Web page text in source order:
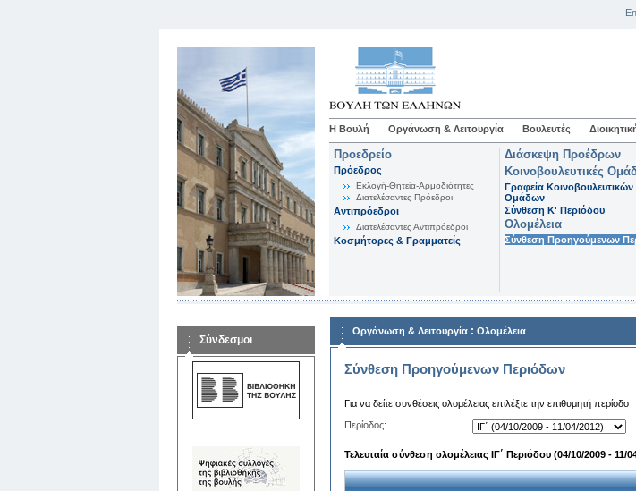
Η Βουλή Οργάνωση & Λειτουργία Βουλευτές
Προεδρείο
Πρόεδρος
Εκλογή-Θητεία-Αρμοδιότητες
Διατελέσαντες Πρόεδροι
Αντιπρόεδροι
Διατελέσαντες Αντιπρόεδροι
Κοσμήτορες & Γραμματείς
Διάσκεψη Προέδρων
Κοινοβουλευτικές
Γραφεία Κοινοβουλευτικών
Ομάδων
Σύνθεση K' Περιόδου
Ολομέλεια
Σύνθεση Προηγούμενων
Σύνδεσμοι
Οργάνωση & Λειτουργία : Ολομέλεια
Σύνθεση Προηγούμενων Περιόδων
Για να δείτε συνθέσεις ολομέλειας επιλέξτε την επιθυμητή περίοδο
Περίοδος:
Τελευταία σύνθεση ολομέλειας ΙΓ΄ Περιόδου (04/10/2009 - 11/